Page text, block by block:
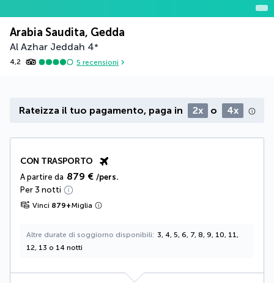
Arabia Saudita, Gedda
Al Azhar Jeddah 4*
4,2 5 recensioni
Rateizza il tuo pagamento, paga in 2x o 4x
CON TRASPORTO
A partire da 879 € /pers.
Per 3 notti
Vinci 879+Miglia
Altre durate di soggiorno disponibili
3, 4, 5, 6, 7, 8, 9, 10, 11,
12, 13 o 14 notti